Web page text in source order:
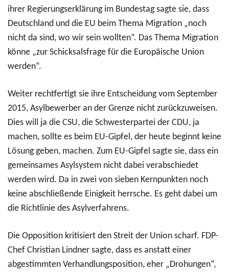
ihrer Regierungserklärung im Bundestag sagte sie, dass
Deutschland und die EU beim Thema Migration „noch
nicht da sind, wo wir sein wollten“. Das Thema Migration
könne „zur Schicksalsfrage für die Europäische Union
werden“.
Weiter rechtfertigt sie ihre Entscheidung vom September
2015, Asylbewerber an der Grenze nicht zurückzuweisen.
Dies will ja die CSU, die Schwesterpartei der CDU, ja
machen, sollte es beim EU-Gipfel, der heute beginnt keine
Lösung geben, machen. Zum EU-Gipfel sagte sie, dass ein
gemeinsames Asylsystem nicht dabei verabschiedet
werden wird. Da in zwei von sieben Kernpunkten noch
keine abschließende Einigkeit herrsche. Es geht dabei um
die Richtlinie des Asylverfahrens.
Die Opposition kritisiert den Streit der Union scharf. FDP-
Chef Christian Lindner sagte, dass es anstatt einer
abgestimmten Verhandlungsposition, eher „Drohungen“,